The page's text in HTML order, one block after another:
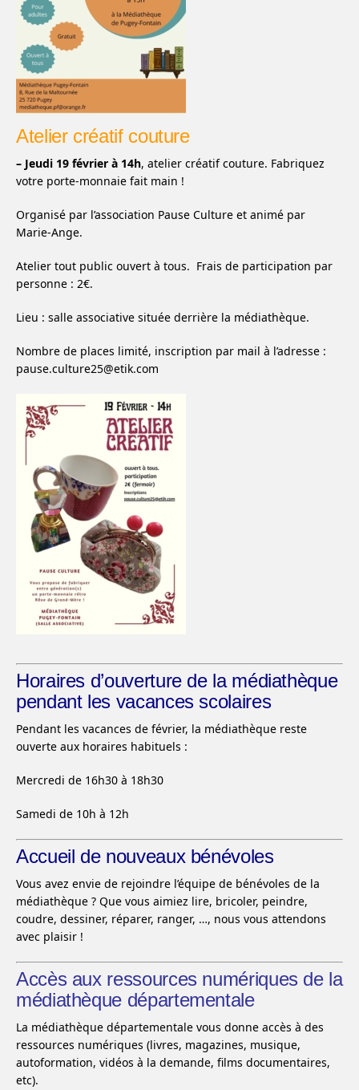
Atelier créatif couture
– Jeudi 19 février à 14h, atelier créatif couture. Fabriquez
votre porte-monnaie fait main !
Organisé par l’association Pause Culture et animé par
Marie-Ange.
Atelier tout public ouvert à tous. Frais de participation par
personne : 2€.
Lieu : salle associative située derrière la médiathèque.
Nombre de places limité, inscription par mail à l’adresse :
pause.culture25@etik.com
Horaires d’ouverture de la médiathèque
pendant les vacances scolaires
Pendant les vacances de février, la médiathèque reste
ouverte aux horaires habituels :
Mercredi de 16h30 à 18h30
Samedi de 10h à 12h
Accueil de nouveaux bénévoles
Vous avez envie de rejoindre l’équipe de bénévoles de la
médiathèque ? Que vous aimiez lire, bricoler, peindre,
coudre, dessiner, réparer, ranger, …, nous vous attendons
avec plaisir !
Accès aux ressources numériques de la
médiathèque départementale
La médiathèque départementale vous donne accès à des
ressources numériques (livres, magazines, musique,
autoformation, vidéos à la demande, films documentaires,
etc).